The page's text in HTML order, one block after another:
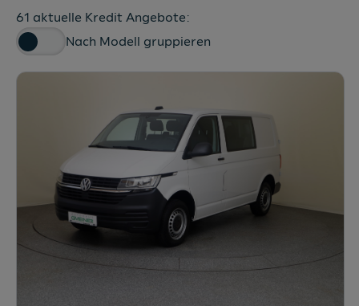
61 aktuelle Kredit Angebote:
Nach Modell gruppieren